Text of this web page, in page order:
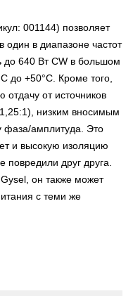
001144) позволяет
один в диапазоне частот
640 Вт CW в большом
до +50°C. Кроме того,
отдачу от источников
низким вносимым
фаза/амплитуда. Это
и высокую изоляцию
друг друга.
он также может
с теми же